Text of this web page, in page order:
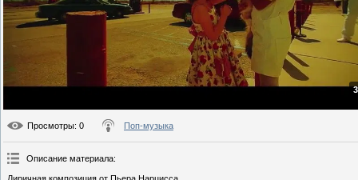
Просмотры: 0 Поп-музыка
Описание материала: